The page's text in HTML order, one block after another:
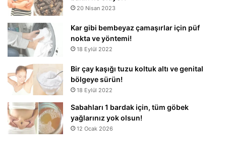
20 Nisan 2023
Kar gibi bembeyaz çamaşırlar için püf
nokta ve yöntemi!
18 Eylül 2022
Bir çay kaşığı tuzu koltuk altı ve genital
bölgeye sürün!
18 Eylül 2022
Sabahları 1 bardak için, tüm göbek
yağlarınız yok olsun!
12 Ocak 2026